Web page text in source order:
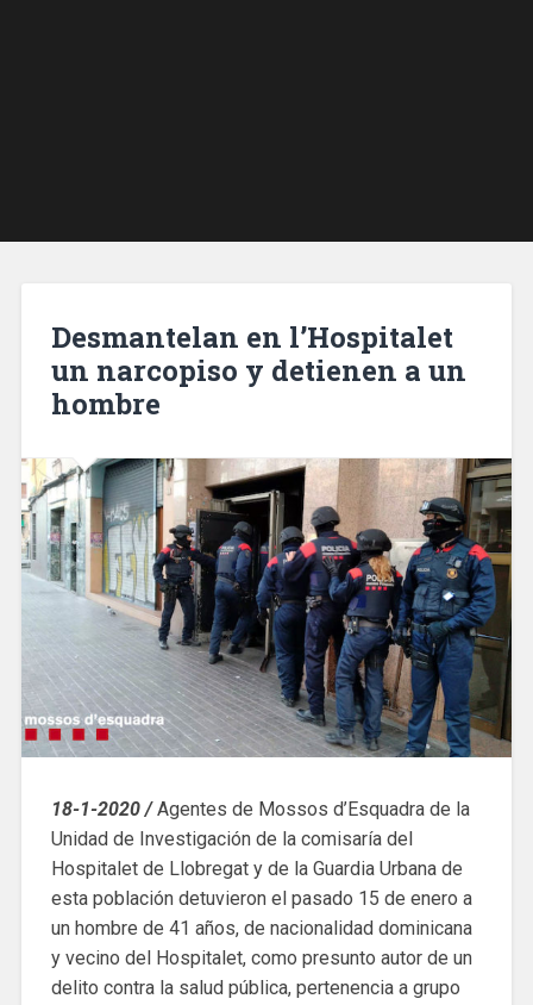
Desmantelan en l’Hospitalet
un narcopiso y detienen a un
hombre
18-1-2020 /Agentes de Mossos d’Esquadra de la
Unidad de Investigación de la comisaría del
Hospitalet de Llobregat y de la Guardia Urbana de
esta población detuvieron el pasado 15 de enero a
un hombre de 41 años, de nacionalidad dominicana
y vecino del Hospitalet, como presunto autor de un
delito contra la salud pública, pertenencia a grupo